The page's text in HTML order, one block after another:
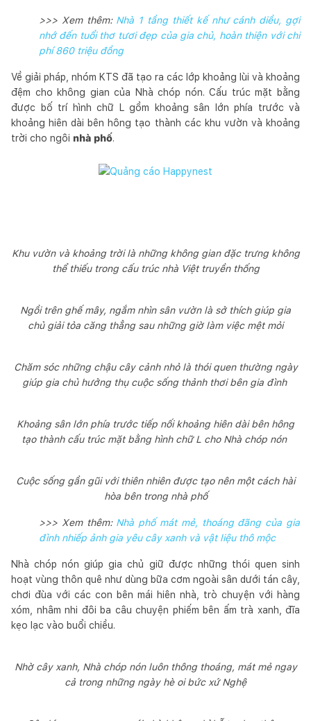
>>> Xem thêm: Nhà 1 tầng thiết kế như cánh diều, gợi
nhớ đến tuổi thơ tươi đẹp của gia chủ, hoàn thiện với chi
phí 860 triệu đồng
Về giải pháp, nhóm KTS đã tạo ra các lớp khoảng lùi và khoảng
đệm cho không gian của Nhà chóp nón. Cấu trúc mặt bằng
được bố trí hình chữ L gồm khoảng sân lớn phía trước và
khoảng hiên dài bên hông tạo thành các khu vườn và khoảng
trời cho ngôi nhà phố.
Khu vườn và khoảng trời là những không gian đặc trưng không
thể thiếu trong cấu trúc nhà Việt truyền thống
Ngồi trên ghế mây, ngắm nhìn sân vườn là sở thích giúp gia
chủ giải tỏa căng thẳng sau những giờ làm việc mệt mỏi
Chăm sóc những chậu cây cảnh nhỏ là thói quen thường ngày
giúp gia chủ hưởng thụ cuộc sống thảnh thơi bên gia đình
Khoảng sân lớn phía trước tiếp nối khoảng hiên dài bên hông
tạo thành cấu trúc mặt bằng hình chữ L cho Nhà chóp nón
Cuộc sống gần gũi với thiên nhiên được tạo nên một cách hài
hòa bên trong nhà phố
>>> Xem thêm: Nhà phố mát mẻ, thoáng đãng của gia
đình nhiếp ảnh gia yêu cây xanh và vật liệu thô mộc
Nhà chóp nón giúp gia chủ giữ được những thói quen sinh
hoạt vùng thôn quê như dùng bữa cơm ngoài sân dưới tán cây,
chơi đùa với các con bên mái hiên nhà, trò chuyện với hàng
xóm, nhâm nhi đôi ba câu chuyện phiếm bên ấm trà xanh, đĩa
kẹo lạc vào buổi chiều.
Nhờ cây xanh, Nhà chóp nón luôn thông thoáng, mát mẻ ngay
cả trong những ngày hè oi bức xứ Nghệ